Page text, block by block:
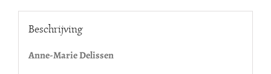
Beschrijving
Anne-Marie Delissen